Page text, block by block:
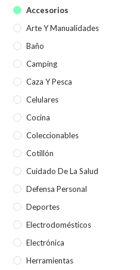
Accesorios
Arte Y Manualidades
Baño
Camping
Caza Y Pesca
Celulares
Cocina
Coleccionables
Cotillón
Cuidado De La Salud
Defensa Personal
Deportes
Electrodomésticos
Electrónica
Herramientas